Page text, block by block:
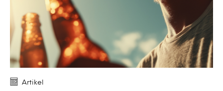
Artikel